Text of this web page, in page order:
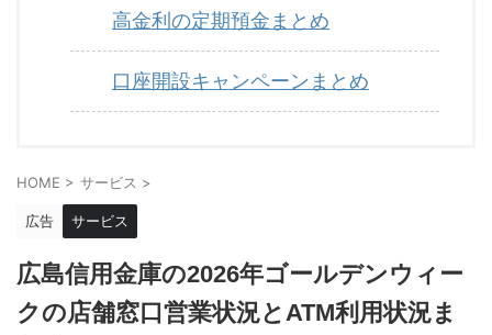
高金利の定期預金まとめ
口座開設キャンペーンまとめ
HOME > サービス >
広告 サービス
広島信用金庫の2026年ゴールデンウィー
クの店舗窓口営業状況とATM利用状況ま